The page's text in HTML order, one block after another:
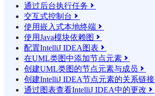
通过后台执行任务 
交互式控制台 
使用嵌入式本地终端 
使用Java模块依赖图 
配置IntelliJ IDEA图表 
在UML类图中添加节点元素 
创建UML类图的节点元素与成员 
创建IntelliJ IDEA节点元素的关系链接
通过图表查看IntelliJ IDEA中的更改 